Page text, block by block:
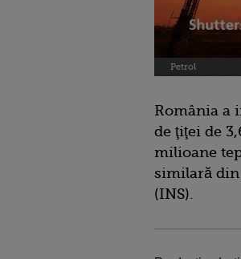
Petrol
România a
de ţiţei de
milioane
similară
(INS).